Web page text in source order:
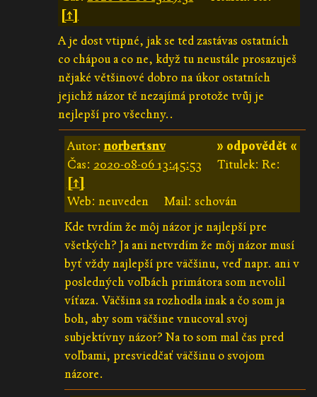
[↑]
A je dost vtipné, jak se ted zastávas ostatních
co chápou a co ne, když tu neustále prosazuješ
nějaké většinové dobro na úkor ostatních
jejichž názor tě nezajímá protože tvůj je
nejlepší pro všechny..
» odpovědět «
Autor:norbertsnv
Čas: 2020-08-06 13:45:53
Titulek: Re:
[↑]
Web: neuveden
Mail: schován
Kde tvrdím že môj názor je najlepší pre
všetkých? Ja ani netvrdím že môj názor musí
byť vždy najlepší pre väčšinu, veď napr. ani v
posledných voľbách primátora som nevolil
víťaza. Väčšina sa rozhodla inak a čo som ja
boh, aby som väčšine vnucoval svoj
subjektívny názor? Na to som mal čas pred
voľbami, presviedčať väčšinu o svojom
názore.